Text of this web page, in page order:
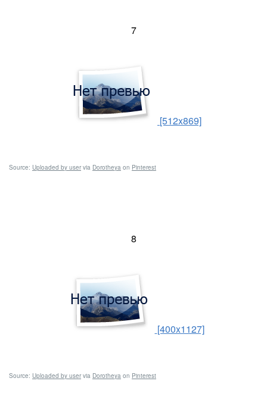
7
[512x869]
Source: Uploaded by uservia Dorotheya on Pinterest
8
[400x1127]
Source: Uploaded by uservia Dorotheya on Pinterest